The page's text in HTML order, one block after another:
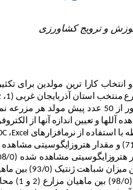
کارا ترین مولدین برای
و
و تعیین اندازه آنها از
Excel،
کمترین میزان فاصله